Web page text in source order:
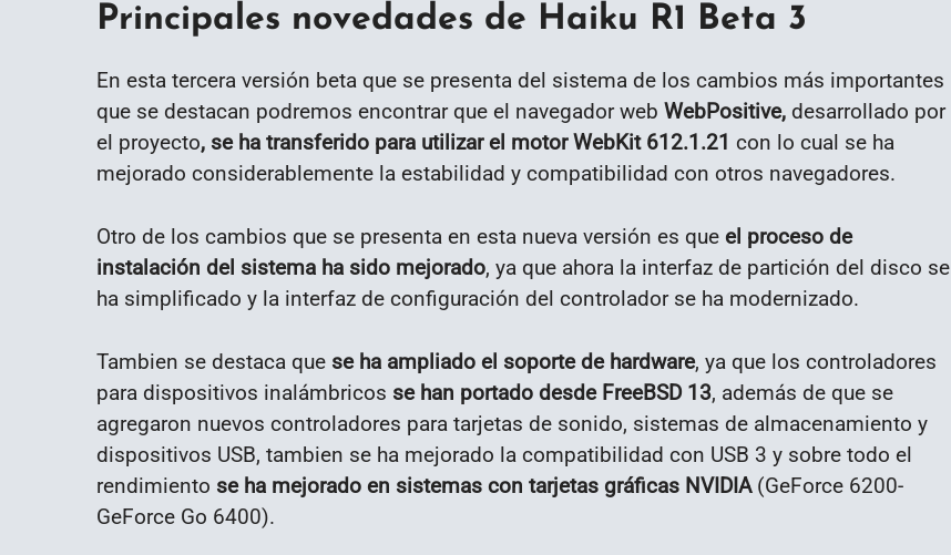
Principales novedades de Haiku R1 Beta 3
En esta tercera versión beta que se presenta del sistema de los cambios más importantes
que se destacan podremos encontrar que el navegador web WebPositive, desarrollado por
el proyecto, se ha transferido para utilizar el motor WebKit 612.1.21 con lo cual se ha
mejorado considerablemente la estabilidad y compatibilidad con otros navegadores.
Otro de los cambios que se presenta en esta nueva versión es que el proceso de
instalación del sistema ha sido mejorado, ya que ahora la interfaz de partición del disco se
ha simplificado y la interfaz de configuración del controlador se ha modernizado.
Tambien se destaca que se ha ampliado el soporte de hardware, ya que los controladores
para dispositivos inalámbricos se han portado desde FreeBSD 13, además de que se
agregaron nuevos controladores para tarjetas de sonido, sistemas de almacenamiento y
dispositivos USB, tambien se ha mejorado la compatibilidad con USB 3 y sobre todo el
rendimiento se ha mejorado en sistemas con tarjetas gráficas NVIDIA(GeForce 6200-
GeForce Go 6400).